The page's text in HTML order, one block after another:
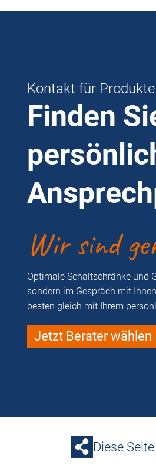
Kontakt für Produkte
Finden
Wir sind
Optimale Schaltschränke und
sondern im Gespräch mit
besten gleich mit Ihrem
Jetzt Berater wählen
Diese